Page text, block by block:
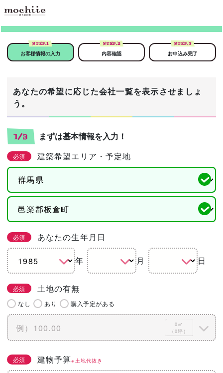
STEP.1
お客様情報の入力
STEP.2
内容確認
STEP.3
お申込み完了
あなたの希望に応じた会社一覧を表示させましょ
う。
1/3 まずは基本情報を入力！
必須 建築希望エリア・予定地
必須 あなたの生年月日
年 月 日
必須 土地の有無
なし あり 購入予定がある
0㎡
（0坪）
必須 建物予算※土地代抜き